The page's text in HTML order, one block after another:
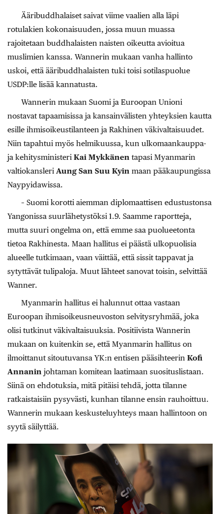
Ääribuddhalaiset saivat viime vaalien alla läpi
rotulakien kokonaisuuden, jossa muun muassa
rajoitetaan buddhalaisten naisten oikeutta avioitua
muslimien kanssa. Wannerin mukaan vanha hallinto
uskoi, että ääribuddhalaisten tuki toisi sotilaspuolue
USDP:lle lisää kannatusta.
Wannerin mukaan Suomi ja Euroopan Unioni
nostavat tapaamisissa ja kansainvälisten yhteyksien kautta
esille ihmisoikeustilanteen ja Rakhinen väkivaltaisuudet.
Niin tapahtui myös helmikuussa, kun ulkomaankauppa-
ja kehitysministeri Kai Mykkänen tapasi Myanmarin
valtiokansleri Aung San Suu Kyin maan pääkaupungissa
Naypyidawissa.
– Suomi korotti aiemman diplomaattisen edustustonsa
Yangonissa suurlähetystöksi 1.9. Saamme raportteja,
mutta suuri ongelma on, että emme saa puolueetonta
tietoa Rakhinesta. Maan hallitus ei päästä ulkopuolisia
alueelle tutkimaan, vaan väittää, että sissit tappavat ja
sytyttävät tulipaloja. Muut lähteet sanovat toisin, selvittää
Wanner.
Myanmarin hallitus ei halunnut ottaa vastaan
Euroopan ihmisoikeusneuvoston selvitysryhmää, joka
olisi tutkinut väkivaltaisuuksia. Positiivista Wannerin
mukaan on kuitenkin se, että Myanmarin hallitus on
ilmoittanut sitoutuvansa YK:n entisen pääsihteerin Kofi
Annanin johtaman komitean laatimaan suosituslistaan.
Siinä on ehdotuksia, mitä pitäisi tehdä, jotta tilanne
ratkaistaisiin pysyvästi, kunhan tilanne ensin rauhoittuu.
Wannerin mukaan keskusteluyhteys maan hallintoon on
syytä säilyttää.